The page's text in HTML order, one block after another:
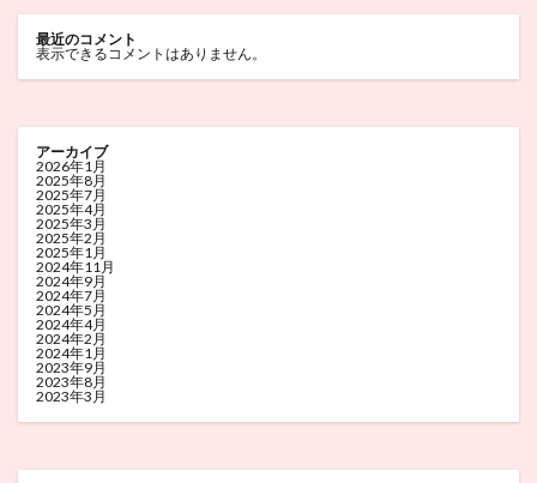
最近のコメント
表示できるコメントはありません。
アーカイブ
2026年1月
2025年8月
2025年7月
2025年4月
2025年3月
2025年2月
2025年1月
2024年11月
2024年9月
2024年7月
2024年5月
2024年4月
2024年2月
2024年1月
2023年9月
2023年8月
2023年3月